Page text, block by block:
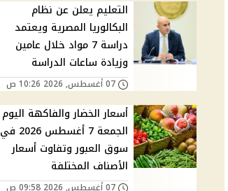
التعليم يعلن عن نظام
البكالوريا المصرية ويعتمد
دراسة 7 مواد خلال عامين
وزيادة ساعات الدراسة
07 أغسطس, 2026 10:26 ص
أسعار الخضار والفاكهة اليوم
الجمعة 7 أغسطس 2026 في
سوق العبور وتفاوت أسعار
الأصناف المختلفة
07 أغسطس, 2026 09:58 ص